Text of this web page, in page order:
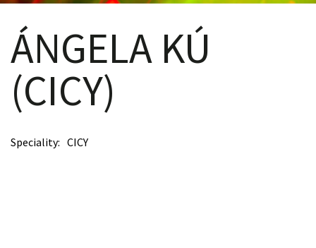
ÁNGELA KÚ
(CICY)
Speciality CICY
óptica –